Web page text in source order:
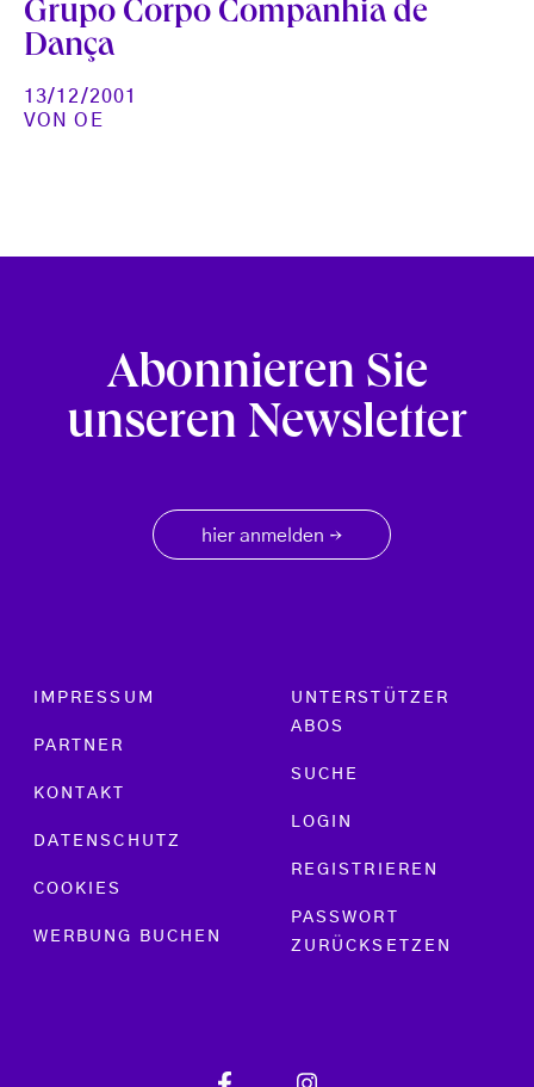
Grupo Corpo Companhia de
Dança
13/12/2001
VONOE
Abonnieren Sie
unseren Newsletter
hier anmelden →
Footer menu
IMPRESSUM
PARTNER
KONTAKT
DATENSCHUTZ
COOKIES
WERBUNG BUCHEN
UNTERSTÜTZER
ABOS
SUCHE
LOGIN
REGISTRIEREN
PASSWORT
ZURÜCKSETZEN